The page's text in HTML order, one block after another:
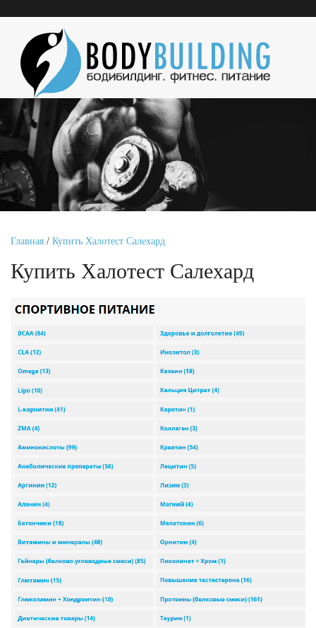
Главная / Купить Халотест Салехард
Купить Халотест Салехард